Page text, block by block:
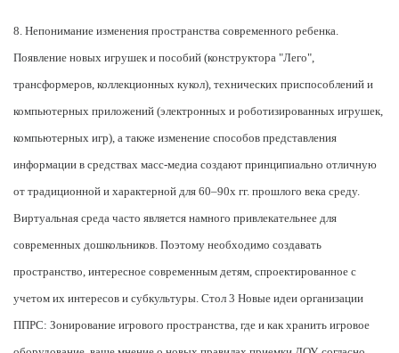
8. Непонимание изменения пространства современного ребенка.
Появление новых игрушек и пособий (конструктора "Лего",
трансформеров, коллекционных кукол), технических приспособлений и
компьютерных приложений (электронных и роботизированных игрушек,
компьютерных игр), а также изменение способов представления
информации в средствах масс-медиа создают принципиально отличную
от традиционной и характерной для 60–90х гг. прошлого века среду.
Виртуальная среда часто является намного привлекательнее для
современных дошкольников. Поэтому необходимо создавать
пространство, интересное современным детям, спроектированное с
учетом их интересов и субкультуры. Стол 3 Новые идеи организации
ППРС: Зонирование игрового пространства, где и как хранить игровое